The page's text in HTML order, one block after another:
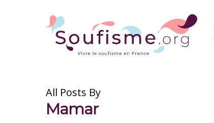
All Posts By
Mamar